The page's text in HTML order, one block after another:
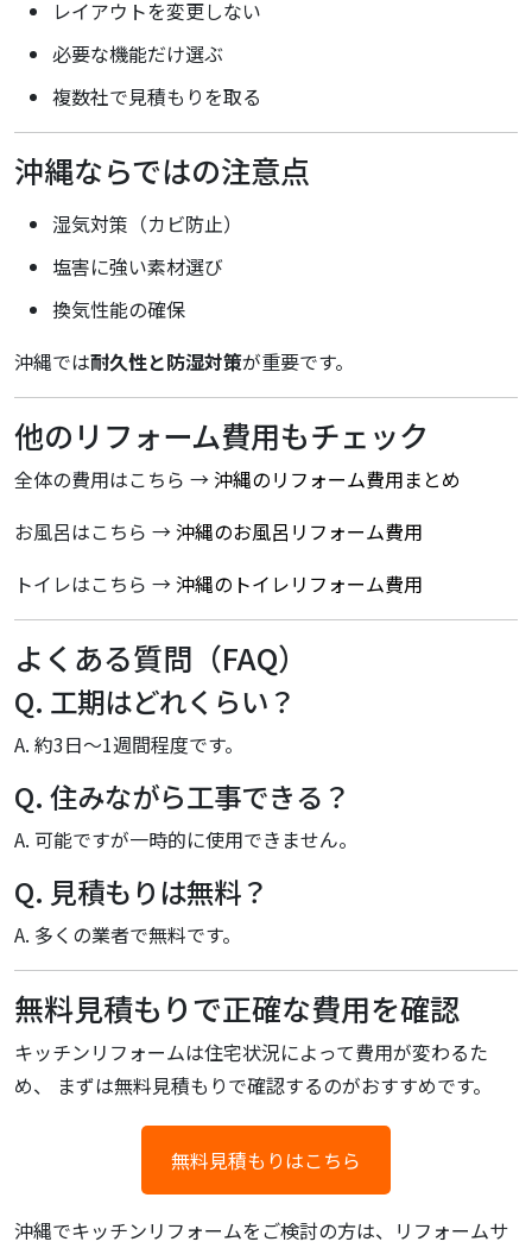
レイアウトを変更しない
必要な機能だけ選ぶ
複数社で見積もりを取る
沖縄ならではの注意点
湿気対策（カビ防止）
塩害に強い素材選び
換気性能の確保
沖縄では耐久性と防湿対策が重要です。
他のリフォーム費用もチェック
全体の費用はこちら →沖縄のリフォーム費用まとめ
お風呂はこちら →沖縄のお風呂リフォーム費用
トイレはこちら →沖縄のトイレリフォーム費用
よくある質問（FAQ）
Q. 工期はどれくらい？
A. 約3日〜1週間程度です。
Q. 住みながら工事できる？
A. 可能ですが一時的に使用できません。
Q. 見積もりは無料？
A. 多くの業者で無料です。
無料見積もりで正確な費用を確認
キッチンリフォームは住宅状況によって費用が変わるた
め、 まずは無料見積もりで確認するのがおすすめです。
無料見積もりはこちら
沖縄でキッチンリフォームをご検討の方は、リフォームサ